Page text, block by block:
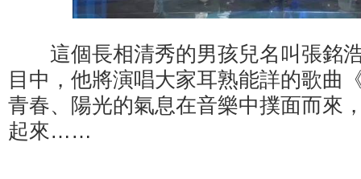
這個長相清秀的男孩兒名叫張銘
目中，他將演唱大家耳熟能詳的歌曲
青春、陽光的氣息在音樂中撲面而來
起來……